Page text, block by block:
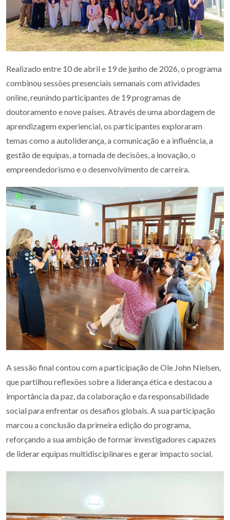
Realizado entre 10 de abril e 19 de junho de 2026, o programa
combinou sessões presenciais semanais com atividades
online, reunindo participantes de 19 programas de
doutoramento e nove países. Através de uma abordagem de
aprendizagem experiencial, os participantes exploraram
temas como a autoliderança, a comunicação e a influência, a
gestão de equipas, a tomada de decisões, a inovação, o
empreendedorismo e o desenvolvimento de carreira.
A sessão final contou com a participação de Ole John Nielsen,
que partilhou reflexões sobre a liderança ética e destacou a
importância da paz, da colaboração e da responsabilidade
social para enfrentar os desafios globais. A sua participação
marcou a conclusão da primeira edição do programa,
reforçando a sua ambição de formar investigadores capazes
de liderar equipas multidisciplinares e gerar impacto social.